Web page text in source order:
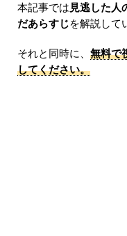
本記事では 見逃した人
だあらすじを解説して
それと同時に、 無料で
してください。